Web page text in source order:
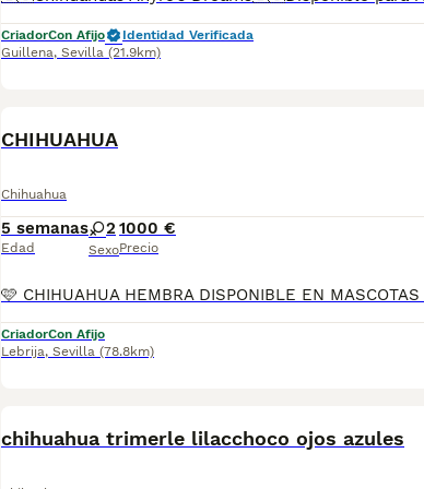
CriadorCon Afijo
Identidad Verificada
Guillena, Sevilla (21.9km)
CHIHUAHUA
Chihuahua
5 semanas
Edad
2
Sexo
1000 €
Precio
CriadorCon Afijo
Lebrija, Sevilla (78.8km)
chihuahua trimerle lilacchoco ojos azules